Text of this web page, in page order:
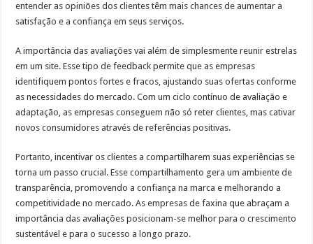
entender as opiniões dos clientes têm mais chances de aumentar a
satisfação e a confiança em seus serviços.
A importância das avaliações vai além de simplesmente reunir estrelas
em um site. Esse tipo de feedback permite que as empresas
identifiquem pontos fortes e fracos, ajustando suas ofertas conforme
as necessidades do mercado. Com um ciclo contínuo de avaliação e
adaptação, as empresas conseguem não só reter clientes, mas cativar
novos consumidores através de referências positivas.
Portanto, incentivar os clientes a compartilharem suas experiências se
torna um passo crucial. Esse compartilhamento gera um ambiente de
transparência, promovendo a confiança na marca e melhorando a
competitividade no mercado. As empresas de faxina que abraçam a
importância das avaliações posicionam-se melhor para o crescimento
sustentável e para o sucesso a longo prazo.